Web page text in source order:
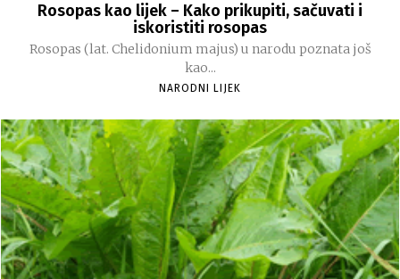
Rosopas kao lijek – Kako prikupiti, sačuvati i
iskoristiti rosopas
Rosopas (lat. Chelidonium majus) u narodu poznata još
kao...
NARODNI LIJEK